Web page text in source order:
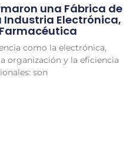
una Fábrica de
Industria Electrónica,
como la electrónica,
organización y la eficiencia
son